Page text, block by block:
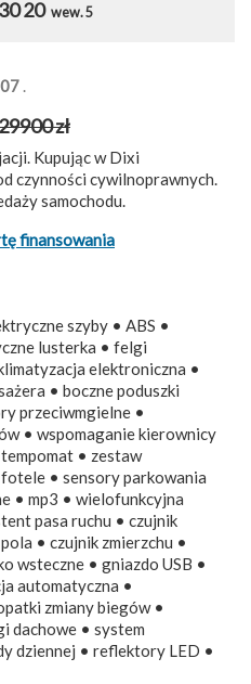
20 wew. 5
.
zł
Kupując w Dixi
czynności cywilnoprawnych.
samochodu.
finansowania
szyby • ABS •
lusterka • felgi
elektroniczna •
• boczne poduszki
przeciwmgielne •
• wspomaganie kierownicy
• zestaw
• sensory parkowania
• mp3 • wielofunkcyjna
pasa ruchu • czujnik
• czujnik zmierzchu •
wsteczne • gniazdo USB •
automatyczna •
zmiany biegów •
dachowe • system
dziennej • reflektory LED •